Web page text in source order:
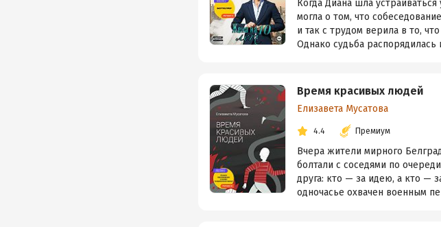
Когда Диана шла
могла о том, что
и так с трудом верила в то,
Однако судьба
Время красивых людей
Елизавета Мусатова
4.4 Премиум
Вчера жители мирного
болтали с соседями по
друга: кто — за идею, а кто —
одночасье охвачен военным